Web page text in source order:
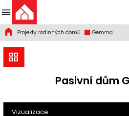
Projekty rodinných domů Gemma
Pasivní dům